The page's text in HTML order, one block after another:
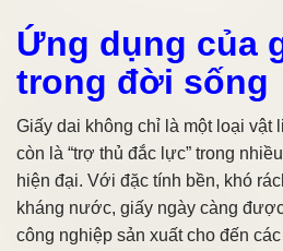
Ứng dụng của
trong đời sống
Giấy dai không chỉ là một loại vật
còn là “trợ thủ đắc lực” trong
hiện đại. Với đặc tính bền, khó
kháng nước, giấy ngày càng
công nghiệp sản xuất cho đến